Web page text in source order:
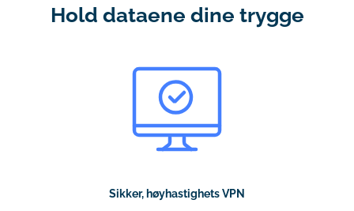
Hold dataene dine trygge
Sikker, høyhastighets VPN